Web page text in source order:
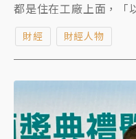
雨熱區曝
都是住在工廠上面，「
最開心的時候，因為終
印象很深。自國中開始
會，接班傳承不陌生，
財經 財經人物